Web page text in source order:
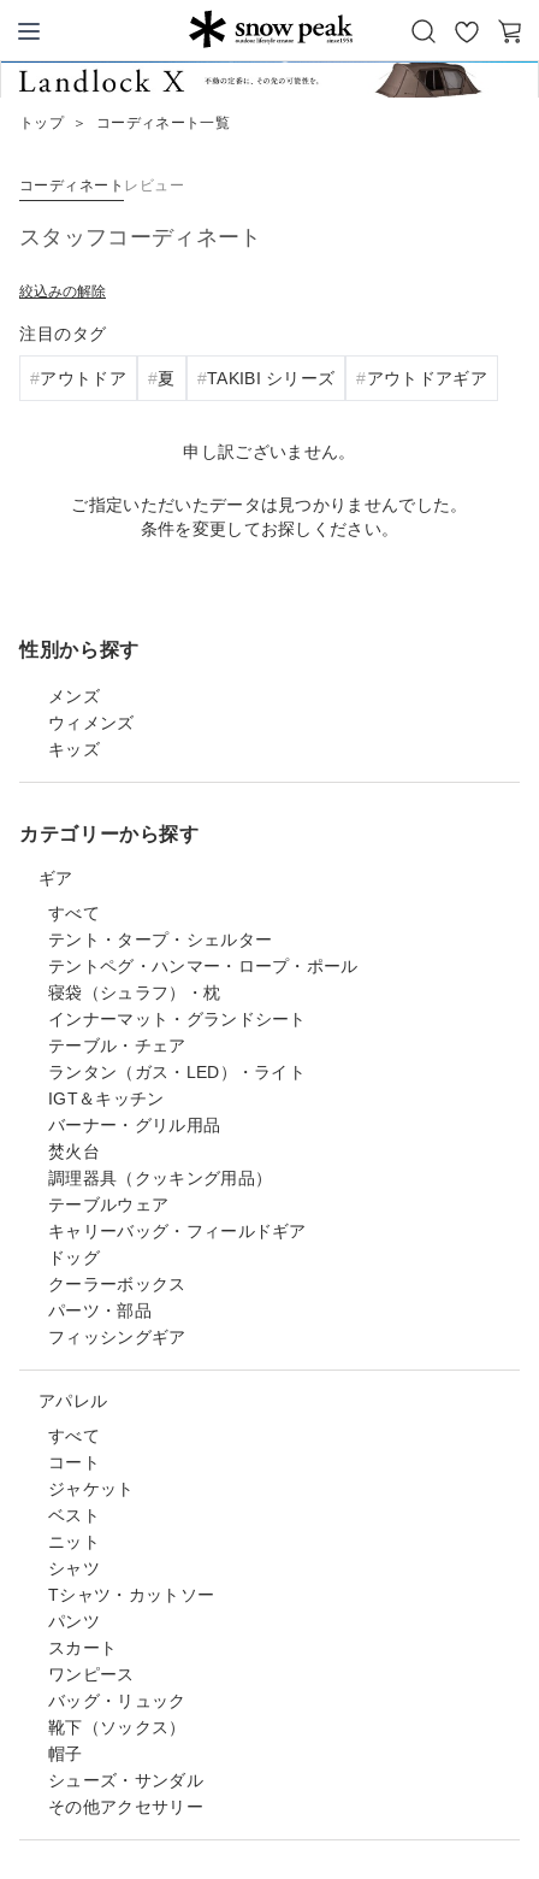
Snow Peak
お
気
カ
トップ ＞ コーディネート一覧
コーディネート レビュー
スタッフコーディネート
絞込みの解除
注目のタグ
アウトドア 夏 TAKIBI シリーズ アウトドアギア
申し訳ございません。
ご指定いただいたデータは見つかりませんでした。
条件を変更してお探しください。
性別から探す
メンズ
ウィメンズ
キッズ
カテゴリーから探す
ギア
すべて
テント・タープ・シェルター
テントペグ・ハンマー・ロープ・ポール
寝袋（シュラフ）・枕
インナーマット・グランドシート
テーブル・チェア
ランタン（ガス・LED）・ライト
IGT＆キッチン
バーナー・グリル用品
焚火台
調理器具（クッキング用品）
テーブルウェア
キャリーバッグ・フィールドギア
ドッグ
クーラーボックス
パーツ・部品
フィッシングギア
アパレル
すべて
コート
ジャケット
ベスト
ニット
シャツ
Tシャツ・カットソー
パンツ
スカート
ワンピース
バッグ・リュック
靴下（ソックス）
帽子
シューズ・サンダル
その他アクセサリー